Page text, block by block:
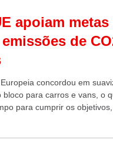
apoiam
de
concordou em
bloco para carros e vans, o
para cumprir os objetivos,